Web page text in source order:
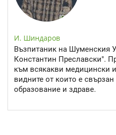
И. Шиндаров
Възпитаник на Шуменския
Константин Преславски".
към всякакви медицински
видните от които е
образование и здраве.